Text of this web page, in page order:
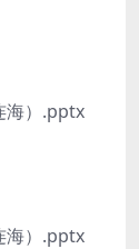
海）.pptx
海）.pptx